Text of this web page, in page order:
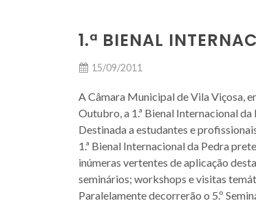
1.ª BIENAL
15/09/2011
A Câmara Municipal de Vila Viçosa,
Outubro, a 1.ª Bienal Internacional da
Destinada a estudantes e
1.ª Bienal Internacional da Pedra
inúmeras vertentes de aplicação
seminários; workshops e visitas
Paralelamente decorrerão o 5.º